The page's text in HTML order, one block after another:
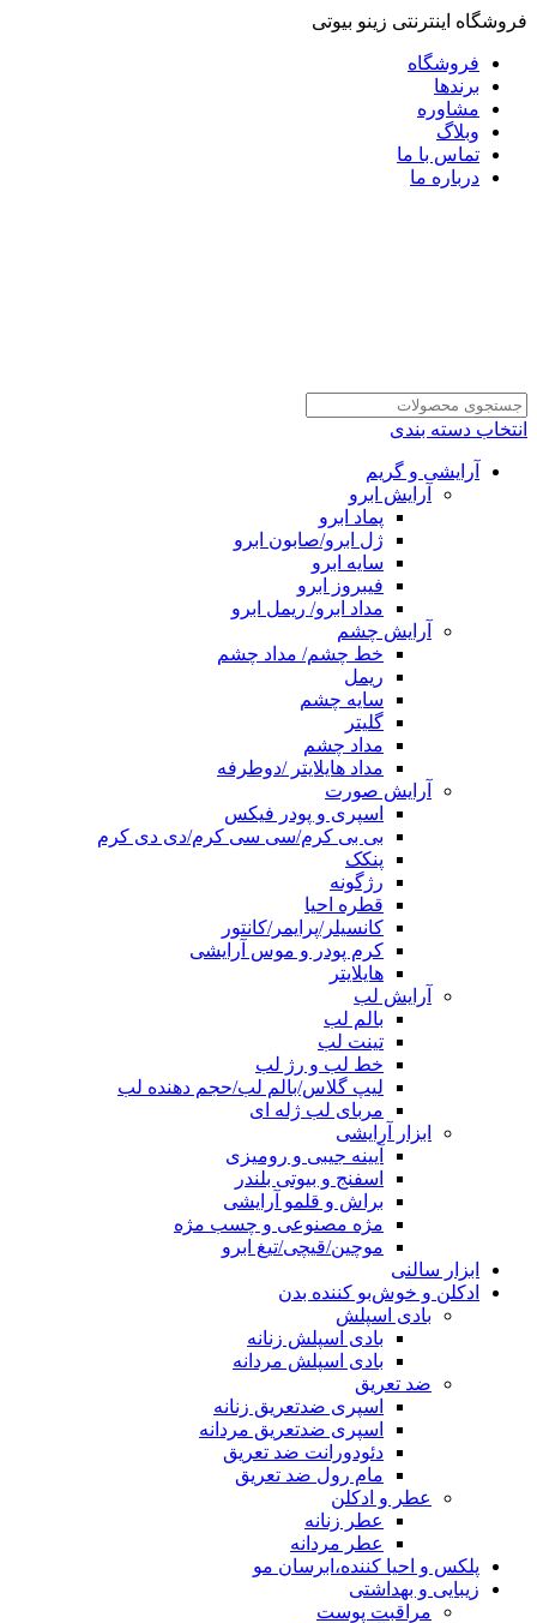
فروشگاه اینترنتی زینو بیوتی
فروشگاه
برندها
مشاوره
وبلاگ
تماس با ما
درباره ما
انتخاب دسته بندی
آرایشی و گریم
آرایش ابرو
پماد ابرو
ژل ابرو/صابون ابرو
سایه ابرو
فیبروز ابرو
مداد ابرو/ ریمل ابرو
آرایش چشم
خط چشم/ مداد چشم
ریمل
سایه چشم
گلیتر
مداد چشم
مداد هایلایتر /دوطرفه
آرایش صورت
اسپری و پودر فیکس
بی بی کرم/سی سی کرم/دی دی کرم
پنکک
رژگونه
قطره احیا
کانسیلر/پرایمر/کانتور
کرم پودر و موس آرایشی
هایلایتر
آرایش لب
بالم لب
تینت لب
خط لب و رژ لب
لیپ گلاس/بالم لب/حجم دهنده لب
مربای لب ژله ای
ابزار آرایشی
آیینه جیبی و رومیزی
اسفنج و بیوتی بلندر
براش و قلمو آرایشی
مژه مصنوعی و چسب مژه
موچین/قیچی/تیغ ابرو
ابزار سالنی
ادکلن و خوش‌بو کننده بدن
بادی اسپلش
بادی اسپلش زنانه
بادی اسپلش مردانه
ضد تعریق
اسپری ضدتعریق زنانه
اسپری ضدتعریق مردانه
دئودورانت ضد تعریق
مام رول ضد تعریق
عطر و ادکلن
عطر زنانه
عطر مردانه
پلکس و احیا کننده،ابرسان مو
زیبایی و بهداشتی
مراقبت پوست